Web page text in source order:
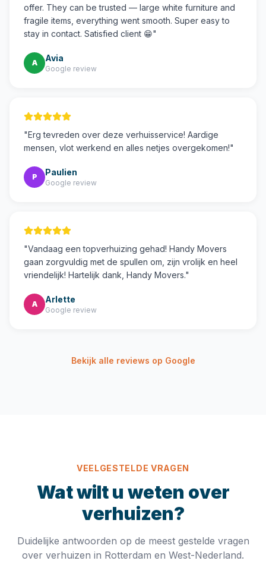
offer. They can be trusted — large white furniture and
fragile items, everything went smooth. Super easy to
stay in contact. Satisfied client 😁"
A Avia
Google review
"Erg tevreden over deze verhuisservice! Aardige
mensen, vlot werkend en alles netjes overgekomen!"
P Paulien
Google review
"Vandaag een topverhuizing gehad! Handy Movers
gaan zorgvuldig met de spullen om, zijn vrolijk en heel
vriendelijk! Hartelijk dank, Handy Movers."
A Arlette
Google review
Bekijk alle reviews op Google
VEELGESTELDE VRAGEN
Wat wilt u weten over
verhuizen?
Duidelijke antwoorden op de meest gestelde vragen
over verhuizen in Rotterdam en West-Nederland.